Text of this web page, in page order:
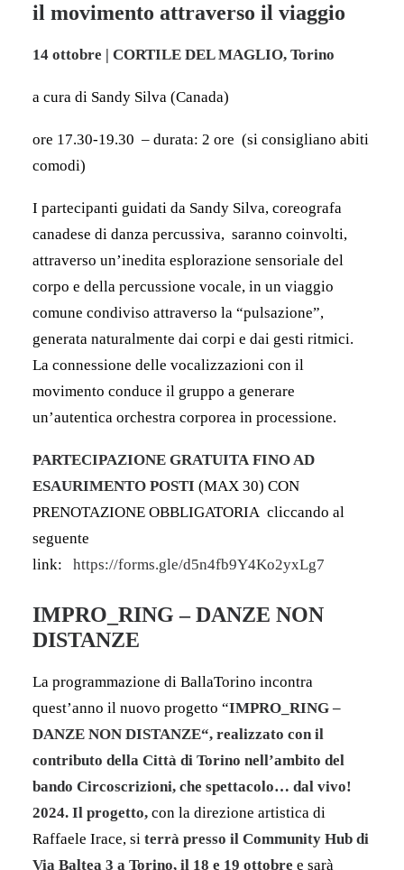
il movimento attraverso il viaggio
14 ottobre | CORTILE DEL MAGLIO, Torino
a cura di Sandy Silva (Canada)
ore 17.30-19.30 – durata: 2 ore (si consigliano abiti
comodi)
I partecipanti guidati da Sandy Silva, coreografa
canadese di danza percussiva, saranno coinvolti,
attraverso un’inedita esplorazione sensoriale del
corpo e della percussione vocale, in un viaggio
comune condiviso attraverso la “pulsazione”,
generata naturalmente dai corpi e dai gesti ritmici.
La connessione delle vocalizzazioni con il
movimento conduce il gruppo a generare
un’autentica orchestra corporea in processione.
PARTECIPAZIONE GRATUITA FINO AD
ESAURIMENTO POSTI (MAX 30) CON
PRENOTAZIONE OBBLIGATORIA cliccando al
seguente
link:
https://forms.gle/d5n4fb9Y4Ko2yxLg7
IMPRO_RING – DANZE NON
DISTANZE
La programmazione di BallaTorino incontra
quest’anno il nuovo progetto “IMPRO_RING –
DANZE NON DISTANZE“, realizzato con il
contributo della Città di Torino nell’ambito del
bando Circoscrizioni, che spettacolo… dal vivo!
2024. Il progetto, con la direzione artistica di
Raffaele Irace, si terrà presso il Community Hub di
Via Baltea 3 a Torino, il 18 e 19 ottobre e sarà